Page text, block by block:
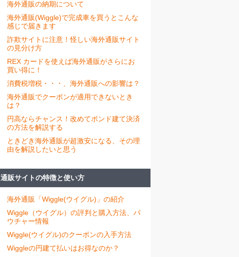
海外通販の納期について
海外通販(Wiggle)で完成車を買うとこんな
感じで届きます
詐欺サイトに注意！怪しい海外通販サイト
の見分け方
REX カードを使えば海外通販がさらにお
買い得に！
消費税増税・・・、海外通販への影響は？
海外通販でクーポンが適用できないとき
は？
円高ならチャンス！改めてポンド建て決済
の方法を解説する
ときどき海外通販が超激安になる、その理
由を解説したいと思う
通販サイトの特徴と使い方
海外通販「Wiggle(ウイグル)」の紹介
Wiggle（ウイグル）の評判と購入方法、バ
ウチャー情報
Wiggle(ウイグル)のクーポンの入手方法
Wiggleの円建て払いはお得なのか？